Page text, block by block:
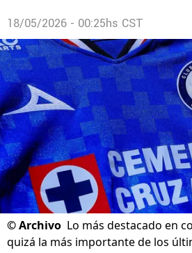
18/05/2026 - 00:25hs CST
©Archivo Lo más destacado en
quizá la más importante de los